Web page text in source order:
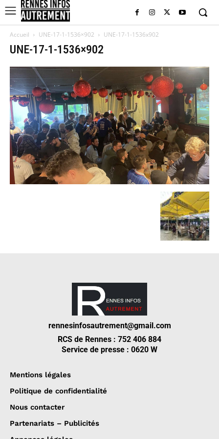
Accueil UNE-17-1-1536×902 UNE-17-1-1536x902
UNE-17-1-1536×902
rennesinfosautrement@gmail.com
RCS de Rennes : 752 406 884
Service de presse : 0620 W
Mentions légales
Politique de confidentialité
Nous contacter
Partenariats – Publicités